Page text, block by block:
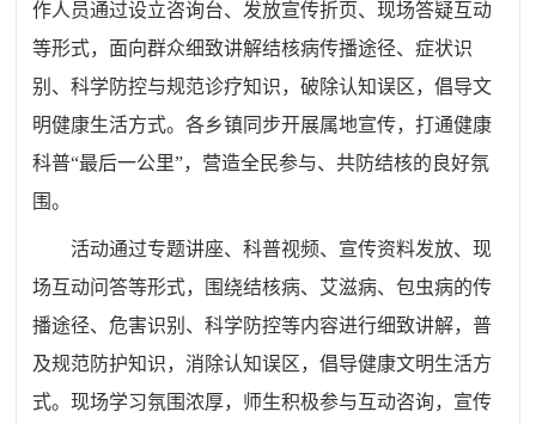
作人员通过设立咨询台、发放宣传折页、现场答疑互动
等形式，面向群众细致讲解结核病传播途径、症状识
别、科学防控与规范诊疗知识，破除认知误区，倡导文
明健康生活方式。各乡镇同步开展属地宣传，打通健康
科普“最后一公里”，营造全民参与、共防结核的良好氛
围。
活动通过专题讲座、科普视频、宣传资料发放、现
场互动问答等形式，围绕结核病、艾滋病、包虫病的传
播途径、危害识别、科学防控等内容进行细致讲解，普
及规范防护知识，消除认知误区，倡导健康文明生活方
式。现场学习氛围浓厚，师生积极参与互动咨询，宣传